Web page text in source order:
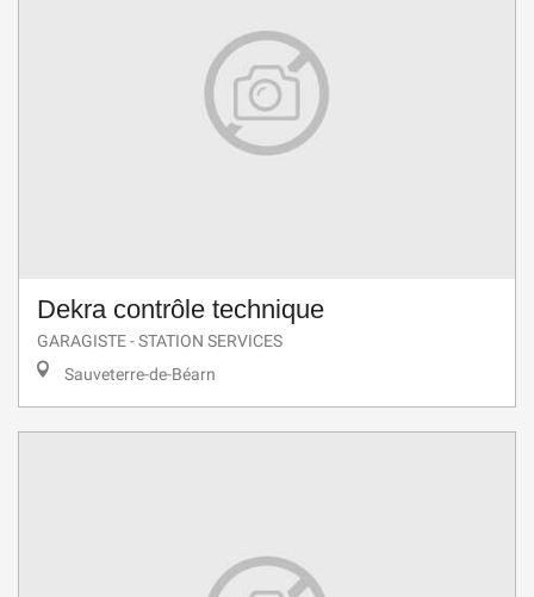
Dekra contrôle technique
GARAGISTE - STATION SERVICES
Sauveterre-de-Béarn